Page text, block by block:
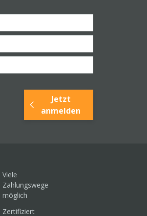
Jetzt
anmelden
Viele
Zahlungswege
möglich
Zertifiziert